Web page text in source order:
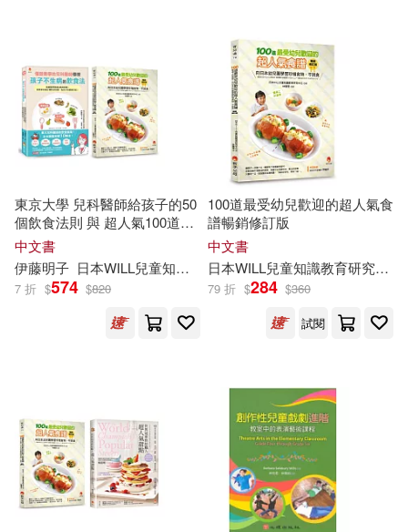
Johnson(172) Panda(168)
Martin(166) Bored(165)
Sarah(162) Brown(155)
Olzo(152) Williams(152)
Richard(149) Jones(145)
Peter(141)
Paul(134)
愛貝克思(67)
Author Solutions(63)
環球 Verve(63)
John Wiley & Sons Inc(61)
Hal Leonard Corp(54)
Harpercollins(53)
現在可購買商品(23841)
價格
東京大學 兒科醫師給孩子的50
個飲食法則 與 超人氣100道超
人氣食譜套書(共2本)
中文書
伊藤明子 日本WILL兒童知識教育研究中心
7 折 $574 $820
100道最受幼兒歡迎的超人氣食
譜暢銷修訂版
中文書
日本WILL兒童知識教育研究中心
79 折 $284 $360
試閱